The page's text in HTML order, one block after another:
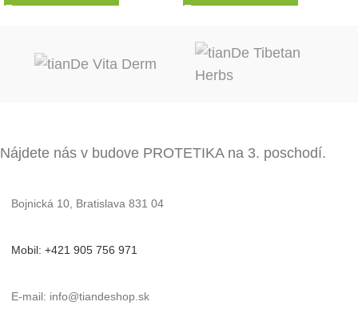
Nájdete nás v budove PROTETIKA na 3. poschodí.
Bojnická 10, Bratislava 831 04
Mobil: +421 905 756 971
E-mail: info@tiandeshop.sk